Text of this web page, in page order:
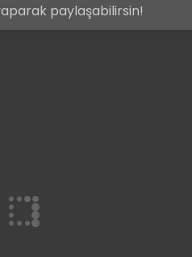
paylaşabilirsin!